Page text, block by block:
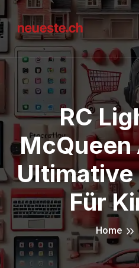
RC
McQueen
Ultimative
Für
Home